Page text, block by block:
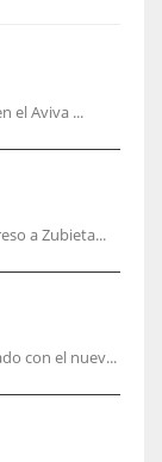
el Aviva ...
a Zubieta...
con el nuev...